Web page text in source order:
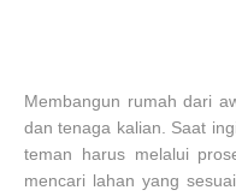
Membangun rumah dari
dan tenaga kalian. Saat
teman harus melalui
mencari lahan yang